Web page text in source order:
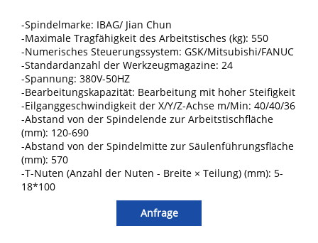
-Spindelmarke: IBAG/ Jian Chun
-Maximale Tragfähigkeit des Arbeitstisches (kg): 550
-Numerisches Steuerungssystem: GSK/Mitsubishi/FANUC
-Standardanzahl der Werkzeugmagazine: 24
-Spannung: 380V-50HZ
-Bearbeitungskapazität: Bearbeitung mit hoher Steifigkeit
-Eilganggeschwindigkeit der X/Y/Z-Achse m/Min: 40/40/36
-Abstand von der Spindelende zur Arbeitstischfläche
(mm): 120-690
-Abstand von der Spindelmitte zur Säulenführungsfläche
(mm): 570
-T-Nuten (Anzahl der Nuten - Breite × Teilung) (mm): 5-
18*100
Anfrage